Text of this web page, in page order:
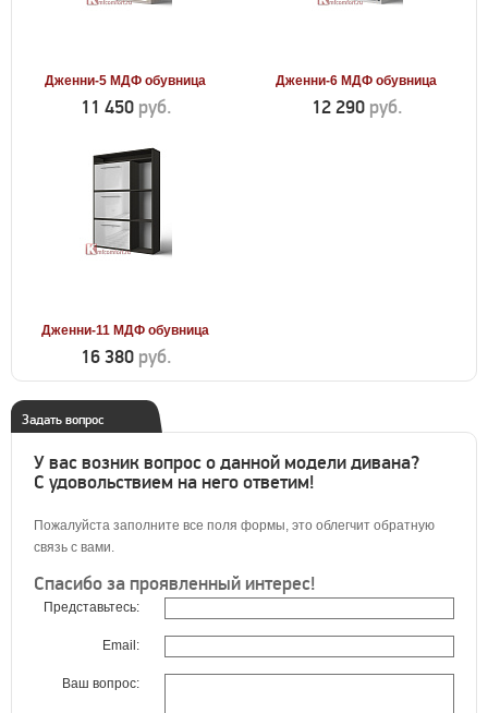
Дженни-5 МДФ обувница
11 450 руб.
Дженни-6 МДФ обувница
12 290 руб.
Дженни-11 МДФ обувница
16 380 руб.
Задать вопрос
У вас возник вопрос о данной модели дивана?
С удовольствием на него ответим!
Пожалуйста заполните все поля формы, это облегчит обратную
связь с вами.
Спасибо за проявленный интерес!
Представьтесь:
Email:
Ваш вопрос: